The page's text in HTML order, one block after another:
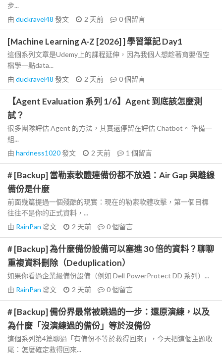
步...
由 duckravel48 發文 2 天前 0個留言
[Machine Learning A-Z [2026] ] 學習筆記 Day1
這個系列文章是Udemy上的課程延伸，因為我個人想趁著育嬰假空
檔學一點data...
由 duckravel48 發文 2 天前 0個留言
【Agent Evaluation 系列 1/6】Agent 到底該怎麼測
試？
很多團隊評估 Agent 的方法，其實還停留在評估 Chatbot。 準備一
組...
由 hardness1020發文 2 天前 1 個留言
# [Backup] 當勒索軟體連備份都不放過：Air Gap 與離線
備份是什麼
前面幾篇提過一個殘酷的現實：現在的勒索軟體攻擊，第一個目標
往往不是你的正式資料，...
由 RainPan 發文 2 天前 0個留言
# [Backup] 為什麼備份設備可以塞進 30 倍的資料？聊聊
重複資料刪除（Deduplication）
如果你看過企業級備份設備（例如 Dell PowerProtect DD 系列）...
由 RainPan 發文 2 天前 0個留言
# [Backup] 備份界最常被跳過的一步：還原演練，以及
為什麼「沒演練過的備份」等於沒備份
這個系列第4篇聊過「有備份不等於救得回來」，今天把這個主題收
尾：怎麼確定救得回來...